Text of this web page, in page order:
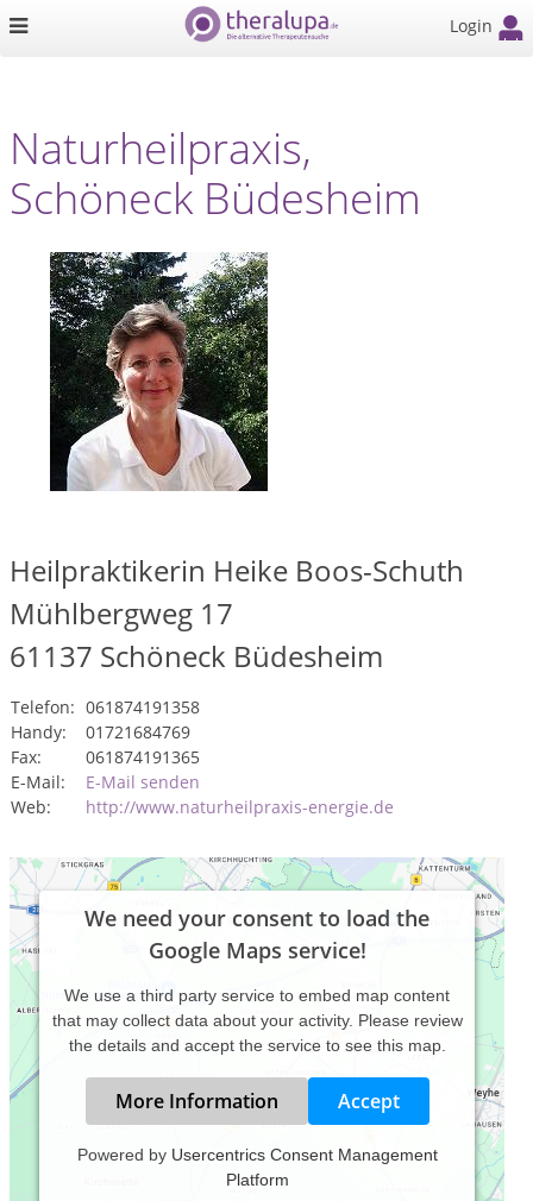
Login
Naturheilpraxis,
Schöneck Büdesheim
Heilpraktikerin Heike Boos-Schuth
Mühlbergweg 17
61137 Schöneck Büdesheim
Telefon: 061874191358
Handy:
01721684769
Fax:
061874191365
E-Mail:
E-Mail senden
Web:
http://www.naturheilpraxis-energie.de
We need your consent to load the
Google Maps service!
We use a third party service to embed map content
that may collect data about your activity. Please review
the details and accept the service to see this map.
More Information Accept
Powered by Usercentrics Consent Management
Platform